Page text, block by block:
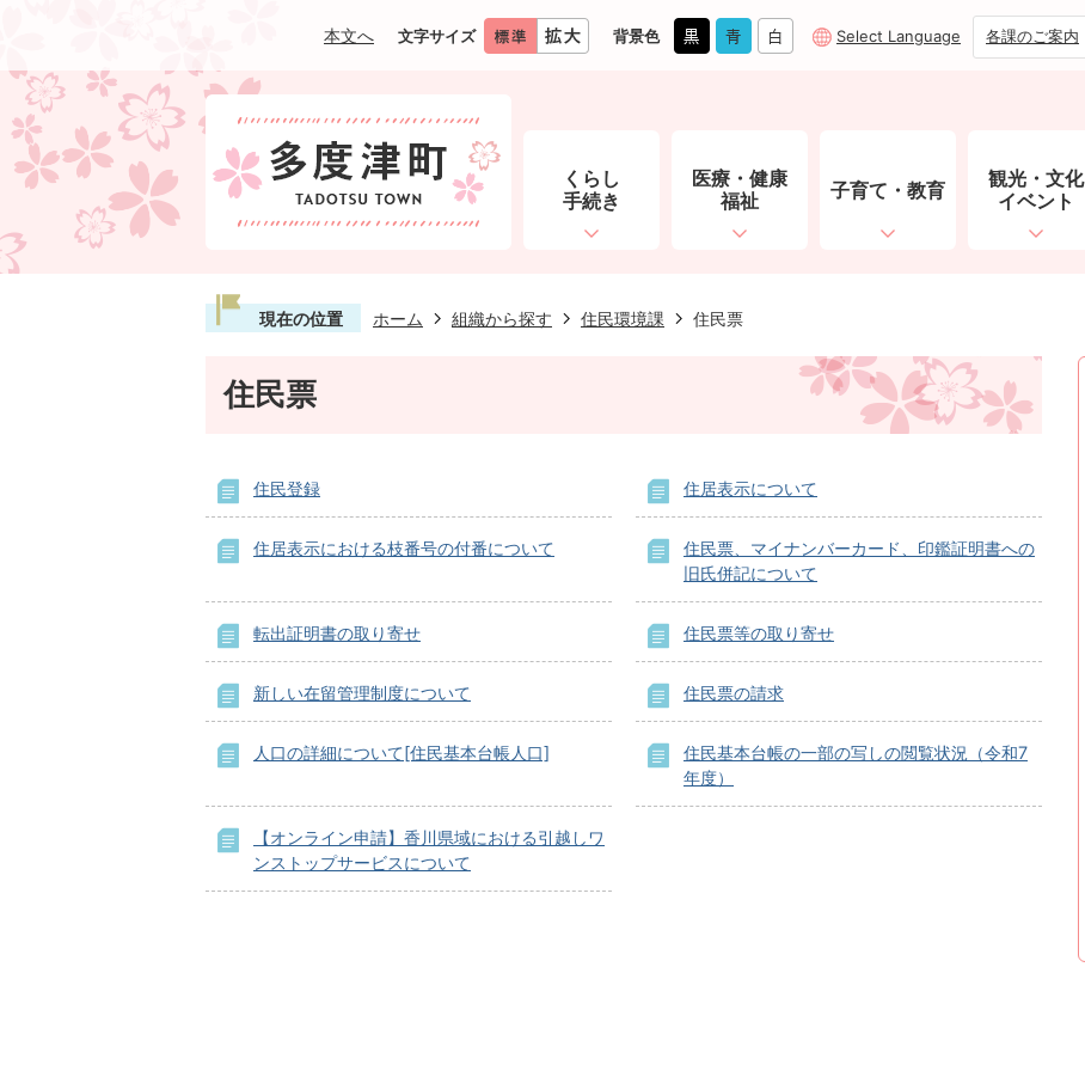
本文へ 文字サイズ 背景色 Select Language 各課のご案内
くらし
手続き
医療・健康
福祉
子育て・教育
観光・文化
イベント
現在の位置 ホーム 組織から探す 住民環境課 住民票
住民票
住民登録 住居表示について
住居表示における枝番号の付番について
住民票、マイナンバーカード、印鑑証明書への
旧氏併記について
転出証明書の取り寄せ 住民票等の取り寄せ
新しい在留管理制度について 住民票の請求
人口の詳細について[住民基本台帳人口]
住民基本台帳の一部の写しの閲覧状況（令和7
年度）
【オンライン申請】香川県域における引越しワ
ンストップサービスについて